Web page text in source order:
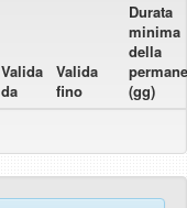
Valida
da
Valida
fino
Durata
minima
della
(gg)